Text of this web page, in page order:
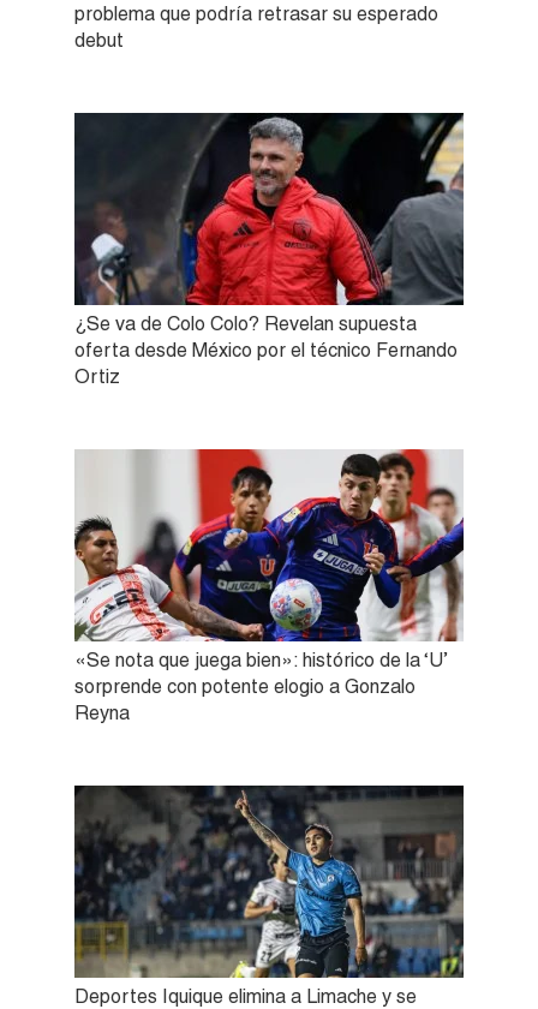
problema que podría retrasar su esperado
debut
¿Se va de Colo Colo? Revelan supuesta
oferta desde México por el técnico Fernando
Ortiz
«Se nota que juega bien»: histórico de la ‘U’
sorprende con potente elogio a Gonzalo
Reyna
Deportes Iquique elimina a Limache y se